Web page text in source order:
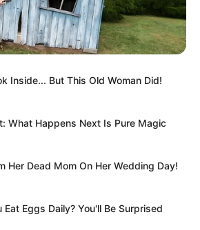
Inside... But This Old Woman Did!
What Happens Next Is Pure Magic
Her Dead Mom On Her Wedding Day!
Eggs Daily? You'll Be Surprised